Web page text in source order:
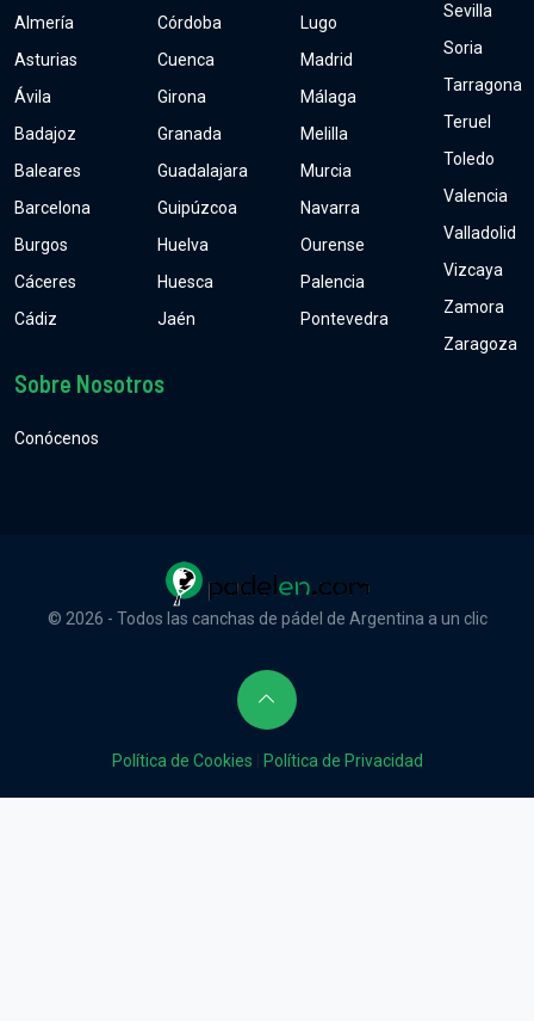
Almería
Asturias
Ávila
Badajoz
Baleares
Barcelona
Burgos
Cáceres
Cádiz
Córdoba
Cuenca
Girona
Granada
Guadalajara
Guipúzcoa
Huelva
Huesca
Jaén
Lugo
Madrid
Málaga
Melilla
Murcia
Navarra
Ourense
Palencia
Pontevedra
Sevilla
Soria
Tarragona
Teruel
Toledo
Valencia
Valladolid
Vizcaya
Zamora
Zaragoza
Sobre Nosotros
Conócenos
© 2026 - Todos las canchas de pádel de Argentina a un clic
Política de Cookies Política de Privacidad